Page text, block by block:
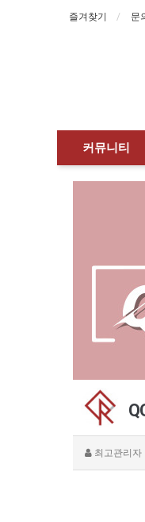
즐겨찾기 문
커뮤니티
최고관리자